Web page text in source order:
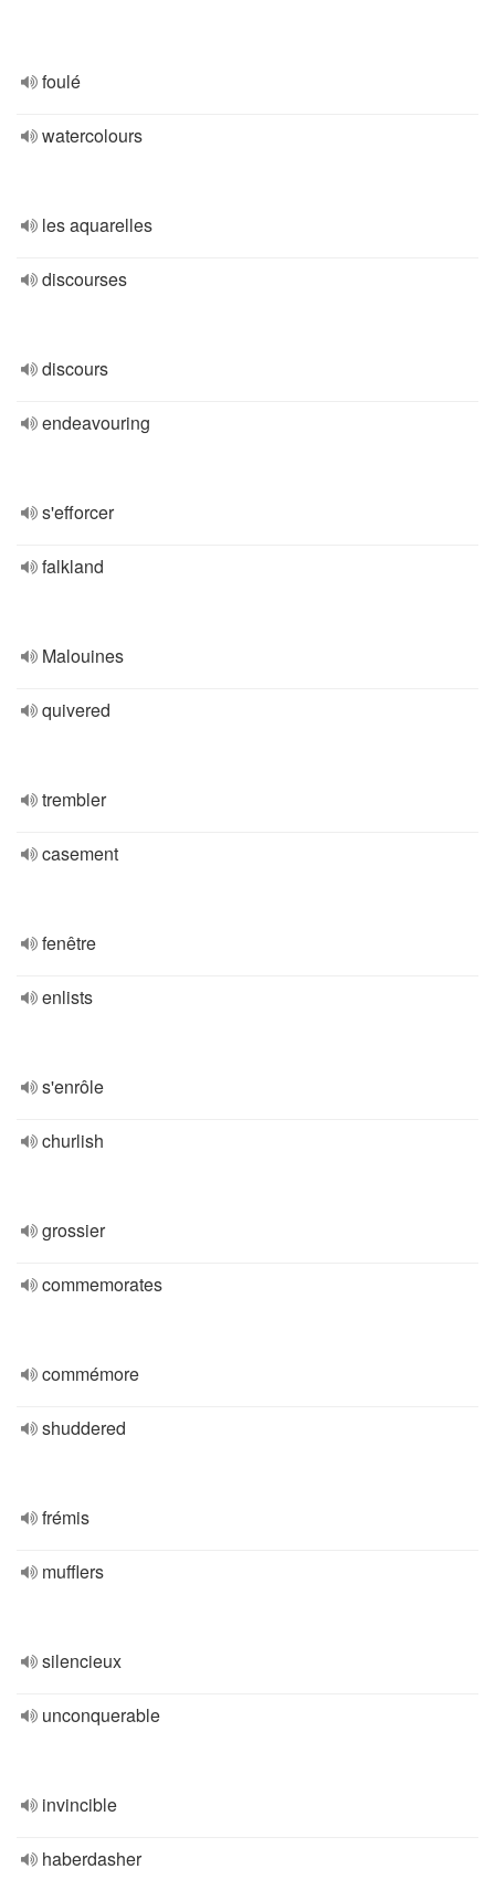
foulé
watercolours
les aquarelles
discourses
discours
endeavouring
s'efforcer
falkland
Malouines
quivered
trembler
casement
fenêtre
enlists
s'enrôle
churlish
grossier
commemorates
commémore
shuddered
frémis
mufflers
silencieux
unconquerable
invincible
haberdasher